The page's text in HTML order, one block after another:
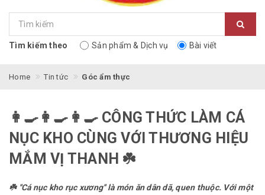
Tìm kiếm theo Sản phẩm & Dịch vụ Bài viết
Home Tin tức Góc ẩm thực
👩‍🍳👩‍🍳👩‍🍳 CÔNG THỨC LÀM CÁ
NỤC KHO CÙNG VỚI THƯƠNG HIỆU
MẮM VỊ THANH ☘️
☘️ ''Cá nục kho rục xương'' là món ăn dân dã, quen thuộc. Với một